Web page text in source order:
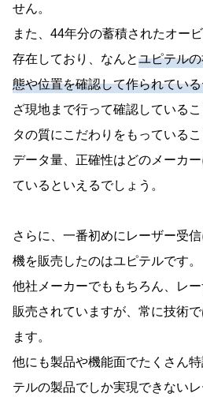
せん。
また、44年分の蓄積されたオー
存在しており、なんとユピテル
態や位置を確認して作られてい
ざ現地まで行って確認している
タの質にこだわりをもっている
データ量、正確性はどのメーカ
ているといえるでしょう。
さらに、一番初めにレーザー受
機を販売したのはユピテルです。
他社メーカーでももちろん、レ
販売されていますが、常に技術
ます。
他にも製品や機能面でたくさん
テルの製品でしか実現できない